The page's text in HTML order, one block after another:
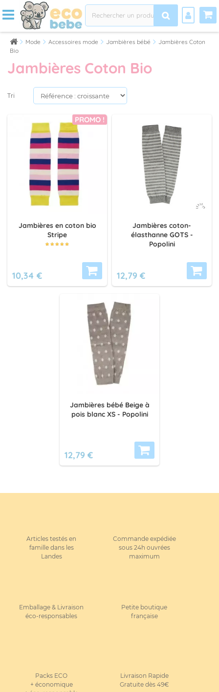
Mode Accessoires mode Jambières bébé
Jambières Coton
Bio
Jambières Coton Bio
Tri
PROMO !
Jambières en coton bio
Stripe
10,34 €
Jambières coton-
élasthanne GOTS -
Popolini
12,79 €
Jambières bébé Beige à
pois blanc XS - Popolini
12,79 €
Articles testés en
famille dans les
Landes
Commande expédiée
sous 24h ouvrées
maximum
Emballage & Livraison
éco-responsables
Petite boutique
française
Packs ECO
+ économique
Livraison Rapide
Gratuite dès 49€